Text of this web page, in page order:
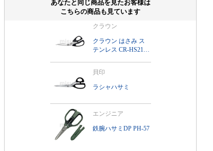
あなたと同じ商品を見たお客様は
こちらの商品も見ています
クラウン
クラウン はさみ ス
テンレス CR-HS210-
貝印
ラシャハサミ
エンジニア
鉄腕ハサミDP PH-57